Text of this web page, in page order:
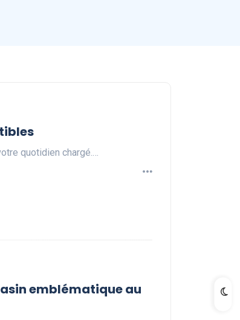
quotidien chargé.…
emblématique au